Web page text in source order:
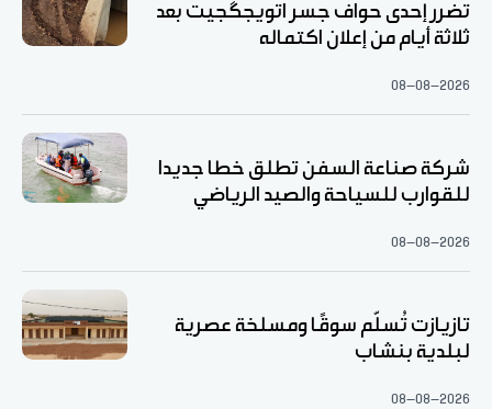
تضرر إحدى حواف جسر اتويجگجيت بعد
ثلاثة أيام من إعلان اكتماله
08-08-2026
شركة صناعة السفن تطلق خطا جديدا
للقوارب للسياحة والصيد الرياضي
08-08-2026
تازيازت تُسلّم سوقًا ومسلخة عصرية
لبلدية بنشاب
08-08-2026